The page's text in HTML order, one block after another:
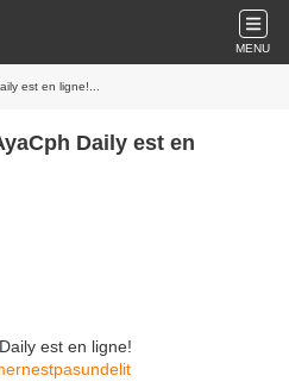
MENU
est en ligne!...
Daily est en
Daily est en ligne!